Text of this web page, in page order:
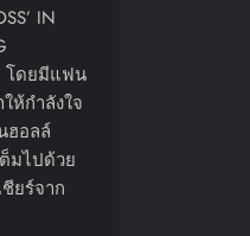
IN
โดยมีแฟน
ห้กำลังใจ
ฮอลล์
มไปด้วย
ยร์จาก